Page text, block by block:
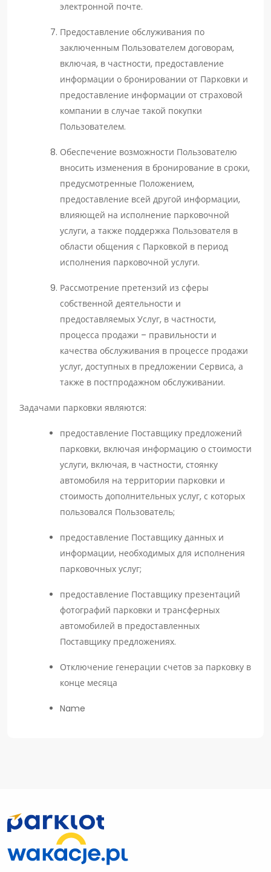
электронной почте.
Предоставление обслуживания по
заключенным Пользователем договорам,
включая, в частности, предоставление
информации о бронировании от Парковки и
предоставление информации от страховой
компании в случае такой покупки
Пользователем.
Обеспечение возможности Пользователю
вносить изменения в бронирование в сроки,
предусмотренные Положением,
предоставление всей другой информации,
влияющей на исполнение парковочной
услуги, а также поддержка Пользователя в
области общения с Парковкой в период
исполнения парковочной услуги.
Рассмотрение претензий из сферы
собственной деятельности и
предоставляемых Услуг, в частности,
процесса продажи – правильности и
качества обслуживания в процессе продажи
услуг, доступных в предложении Сервиса, а
также в постпродажном обслуживании.
Задачами парковки являются:
предоставление Поставщику предложений
парковки, включая информацию о стоимости
услуги, включая, в частности, стоянку
автомобиля на территории парковки и
стоимость дополнительных услуг, с которых
пользовался Пользователь;
предоставление Поставщику данных и
информации, необходимых для исполнения
парковочных услуг;
предоставление Поставщику презентаций
фотографий парковки и трансферных
автомобилей в предоставленных
Поставщику предложениях.
Отключение генерации счетов за парковку в
конце месяца
Name